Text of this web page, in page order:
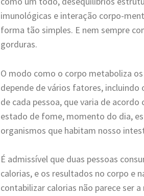
imunológicas e interação corpo-
forma tão simples. E nem sempre
gorduras.
O modo como o corpo metaboliza
depende de vários fatores,
de cada pessoa, que varia de
estado de fome, momento do dia,
organismos que habitam nosso
É admissível que duas pessoas
calorias, e os resultados no corpo e
contabilizar calorias não parece ser